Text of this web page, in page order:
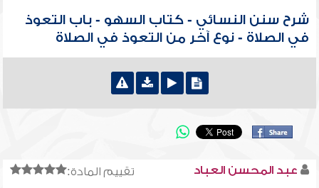
شرح سنن النسائي - كتاب السهو - باب التعوذ
في الصلاة - نوع آخر من التعوذ في الصلاة
تقييم المادة: عبد المحسن العباد